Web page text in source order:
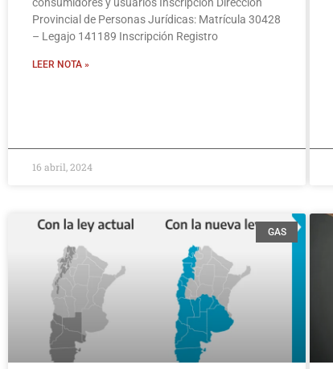
Provincial de Personas Jurídicas: Matrícula 30428
– Legajo 141189 Inscripción Registro
LEER NOTA »
16 abril, 2024
GAS